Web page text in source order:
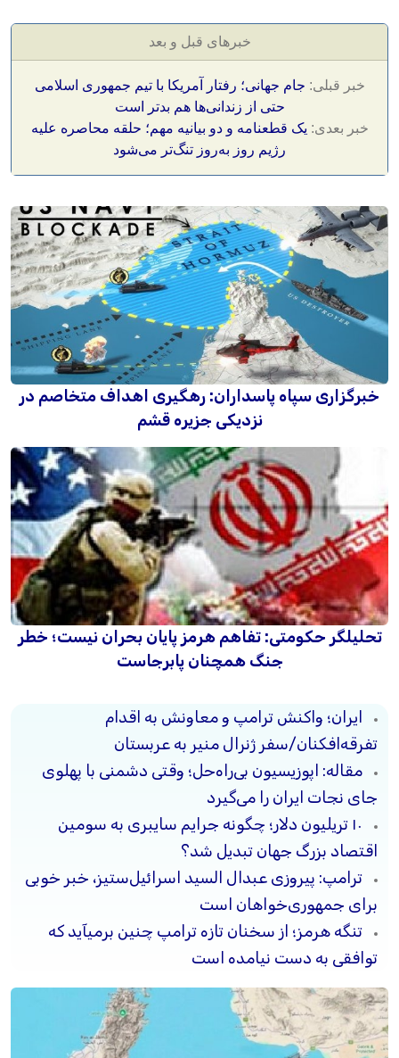
خبرهای قبل و بعد
خبر قبلی: جام جهانی؛ رفتار آمریکا با تیم جمهوری اسلامی
حتی از زندانی‌ها هم بدتر است
خبر بعدی: یک قطعنامه و دو بیانیه مهم؛ حلقه محاصره علیه
رژیم روز به‌روز تنگ‌تر می‌شود
خبرگزاری سپاه پاسداران: رهگیری اهداف متخاصم در
نزدیکی جزیره قشم
تحلیلگر حکومتی: تفاهم هرمز پایان بحران نیست؛ خطر
جنگ همچنان پابرجاست
ایران؛ واکنش ترامپ و معاونش به اقدام
تفرقه‌افکنان/سفر ژنرال منیر به عربستان
مقاله: اپوزیسیون بی‌راه‌حل؛ وقتی دشمنی با پهلوی
جای نجات ایران را می‌گیرد
۱۰ تریلیون دلار؛ چگونه جرایم سایبری به سومین
اقتصاد بزرگ جهان تبدیل شد؟
ترامپ: پیروزی عبدال السید اسرائیل‌ستیز، خبر خوبی
برای جمهوری‌خواهان است
تنگه هرمز؛ از سخنان تازه ترامپ چنین برمیآید که
توافقی به دست نیامده است